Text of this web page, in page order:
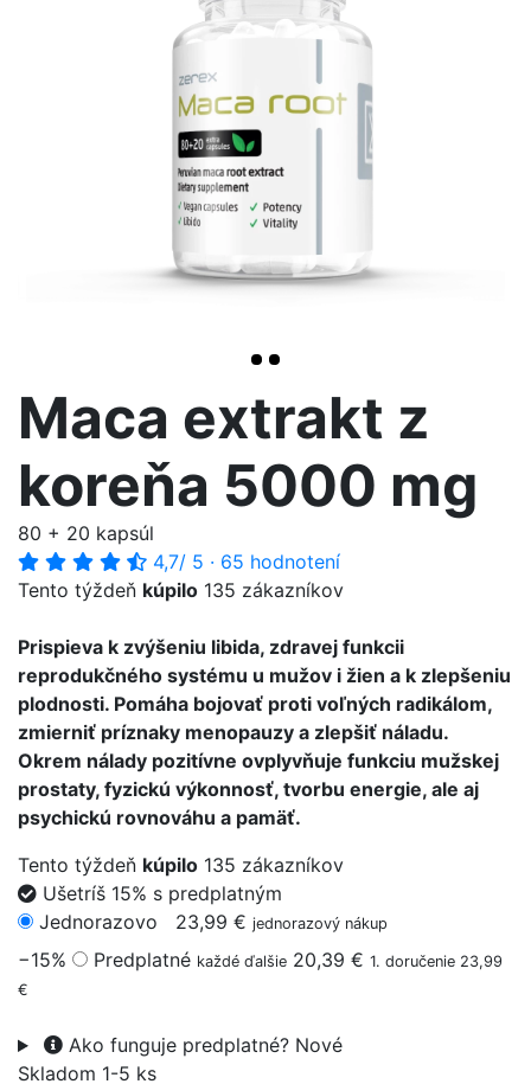
Maca extrakt z
koreňa 5000 mg
80 + 20 kapsúl
4,7/ 5 · 65 hodnotení
Tento týždeň kúpilo 135 zákazníkov
Prispieva k zvýšeniu libida, zdravej funkcii
reprodukčného systému u mužov i žien a k zlepšeniu
plodnosti. Pomáha bojovať proti voľných radikálom,
zmierniť príznaky menopauzy a zlepšiť náladu.
Okrem nálady pozitívne ovplyvňuje funkciu mužskej
prostaty, fyzickú výkonnosť, tvorbu energie, ale aj
psychickú rovnováhu a pamäť.
Tento týždeň kúpilo 135 zákazníkov
Ušetríš 15% s predplatným
Jednorazovo
23,99 € jednorazový nákup
−15% Predplatné každé ďalšie 20,39 € 1. doručenie 23,99
€
Ako funguje predplatné? Nové
Skladom 1-5 ks